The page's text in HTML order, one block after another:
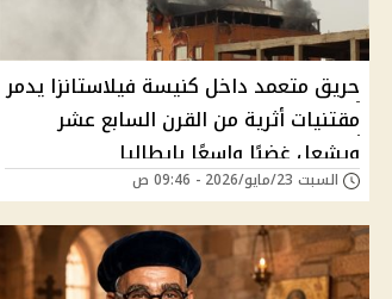
حريق متعمد داخل كنيسة فيلاستانزا يدمر
مقتنيات أثرية من القرن السابع عشر
ويشعل غضبًا واسعًا بإيطاليا
السبت 23/مايو/2026 - 09:46 ص